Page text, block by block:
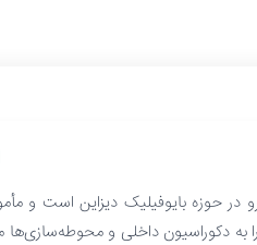
در حوزه بایوفیلیک دیزاین است و
به دکوراسیون داخلی و محوطه‌سازی‌ها